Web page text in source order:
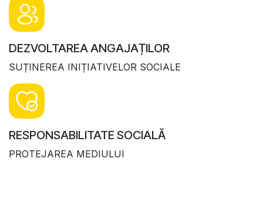
DEZVOLTAREA ANGAJAȚILOR
SUȚINEREA INIȚIATIVELOR SOCIALE
RESPONSABILITATE SOCIALĂ
PROTEJAREA MEDIULUI